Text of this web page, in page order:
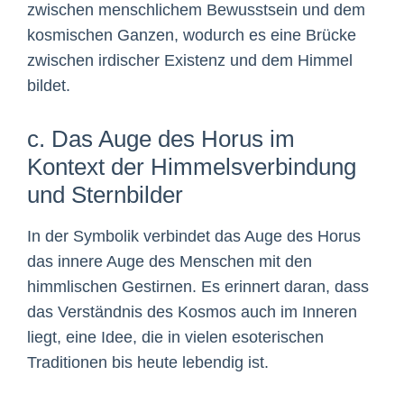
zwischen menschlichem Bewusstsein und dem
kosmischen Ganzen, wodurch es eine Brücke
zwischen irdischer Existenz und dem Himmel
bildet.
c. Das Auge des Horus im
Kontext der Himmelsverbindung
und Sternbilder
In der Symbolik verbindet das Auge des Horus
das innere Auge des Menschen mit den
himmlischen Gestirnen. Es erinnert daran, dass
das Verständnis des Kosmos auch im Inneren
liegt, eine Idee, die in vielen esoterischen
Traditionen bis heute lebendig ist.